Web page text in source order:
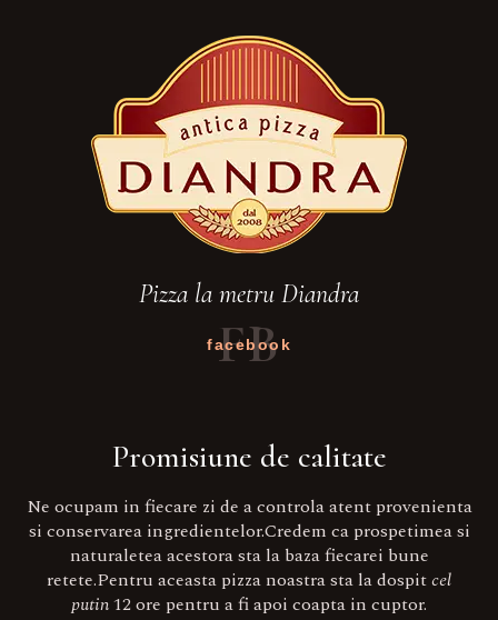
Pizza la metru Diandra
FB
facebook
Promisiune de calitate
Ne ocupam in fiecare zi de a controla atent provenienta
si conservarea ingredientelor.Credem ca prospetimea si
naturaletea acestora sta la baza fiecarei bune
retete.Pentru aceasta pizza noastra sta la dospitcel
putin12 ore pentru a fi apoi coapta in cuptor.